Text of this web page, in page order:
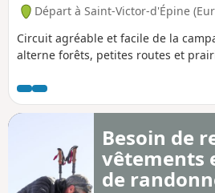
Départ à Saint-Victor-d'Épine
Circuit agréable et facile de la
alterne forêts, petites routes et
Besoin de
vêtements
de